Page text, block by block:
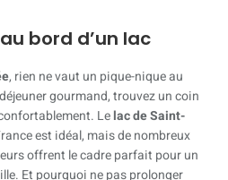
bord d’un lac
, rien ne vaut un pique-nique au
gourmand, trouvez un coin
Lelac de Saint-
est idéal, mais de nombreux
offrent le cadre parfait pour un
Et pourquoi ne pas prolonger